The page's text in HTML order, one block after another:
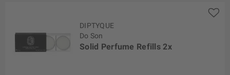
DIPTYQUE
Do Son
Solid Perfume Refills 2x